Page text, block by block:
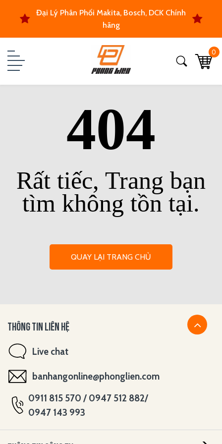
Đại Lý Phân Phối Makita, Bosch, DCK Chính
hãng
0
404
Rất tiếc, Trang bạn
tìm không tồn tại.
QUAY LẠI TRANG CHỦ
THÔNG TIN LIÊN HỆ
Live chat
banhangonline@phonglien.com
0911 815 570 / 0947 512 882/
0947 143 993